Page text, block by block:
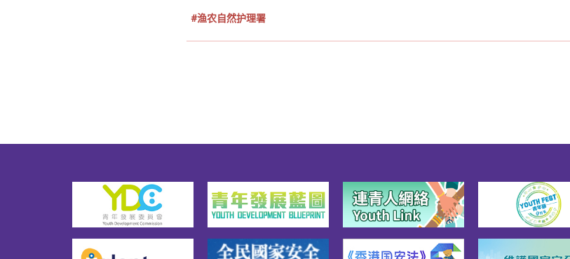
#渔农自然护理署